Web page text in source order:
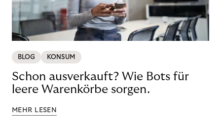
BLOG KONSUM
Schon ausverkauft? Wie Bots für
leere Warenkörbe sorgen.
MEHR LESEN